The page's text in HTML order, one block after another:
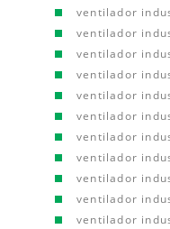
ventilador
ventilador
ventilador
ventilador
ventilador
ventilador
ventilador
ventilador
ventilador
ventilador
ventilador